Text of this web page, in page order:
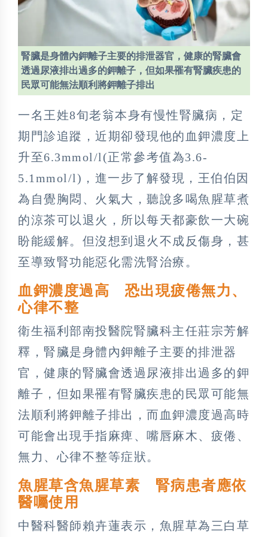
腎臟是身體內鉀離子主要的排泄器官，健康的腎臟會
透過尿液排出過多的鉀離子，但如果罹有腎臟疾患的
民眾可能無法順利將鉀離子排出
一名王姓8旬老翁本身有慢性腎臟病，定
期門診追蹤，近期卻發現他的血鉀濃度上
升至6.3mmol/l(正常參考值為3.6-
5.1mmol/l)，進一步了解發現，王伯伯因
為自覺胸悶、火氣大，聽說多喝魚腥草煮
的涼茶可以退火，所以每天都豪飲一大碗
盼能緩解。但沒想到退火不成反傷身，甚
至導致腎功能惡化需洗腎治療。
血鉀濃度過高 恐出現疲倦無力、
心律不整
衛生福利部南投醫院腎臟科主任莊宗芳解
釋，腎臟是身體內鉀離子主要的排泄器
官，健康的腎臟會透過尿液排出過多的鉀
離子，但如果罹有腎臟疾患的民眾可能無
法順利將鉀離子排出，而血鉀濃度過高時
可能會出現手指麻痺、嘴唇麻木、疲倦、
無力、心律不整等症狀。
魚腥草含魚腥草素 腎病患者應依
醫囑使用
中醫科醫師賴卉蓮表示，魚腥草為三白草